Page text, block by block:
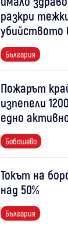
разкри
убийството
България
Пожарът
изпепели
едно
Бобошево
Токът на
над 50%
България